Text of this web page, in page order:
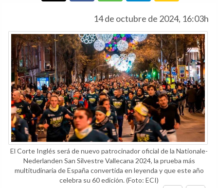
14 de octubre de 2024, 16:03h
El Corte Inglés será de nuevo patrocinador oficial de la Nationale-
Nederlanden San Silvestre Vallecana 2024, la prueba más
multitudinaria de España convertida en leyenda y que este año
celebra su 60 edición.(Foto: ECI)